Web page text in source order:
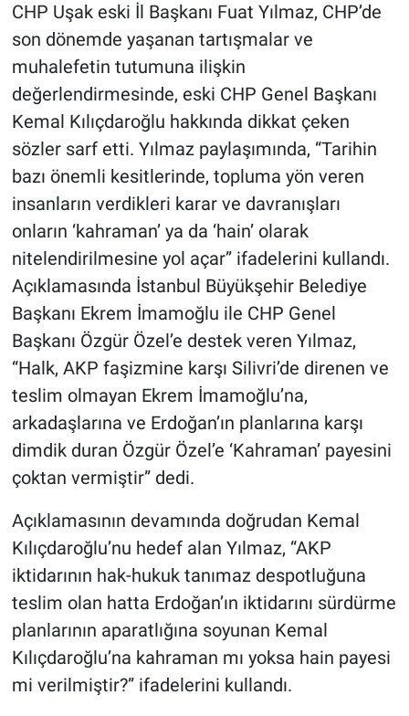
CHP Uşak eski İl Başkanı Fuat Yılmaz, CHP’de
son dönemde yaşanan tartışmalar ve
muhalefetin tutumuna ilişkin
değerlendirmesinde, eski CHP Genel Başkanı
Kemal Kılıçdaroğlu hakkında dikkat çeken
sözler sarf etti. Yılmaz paylaşımında, “Tarihin
bazı önemli kesitlerinde, topluma yön veren
insanların verdikleri karar ve davranışları
onların ‘kahraman’ ya da ‘hain’ olarak
nitelendirilmesine yol açar” ifadelerini kullandı.
Açıklamasında İstanbul Büyükşehir Belediye
Başkanı Ekrem İmamoğlu ile CHP Genel
Başkanı Özgür Özel’e destek veren Yılmaz,
“Halk, AKP faşizmine karşı Silivri’de direnen ve
teslim olmayan Ekrem İmamoğlu’na,
arkadaşlarına ve Erdoğan’ın planlarına karşı
dimdik duran Özgür Özel’e ‘Kahraman’ payesini
çoktan vermiştir” dedi.
Açıklamasının devamında doğrudan Kemal
Kılıçdaroğlu’nu hedef alan Yılmaz, “AKP
iktidarının hak-hukuk tanımaz despotluğuna
teslim olan hatta Erdoğan’ın iktidarını sürdürme
planlarının aparatlığına soyunan Kemal
Kılıçdaroğlu’na kahraman mı yoksa hain payesi
mi verilmiştir?” ifadelerini kullandı.